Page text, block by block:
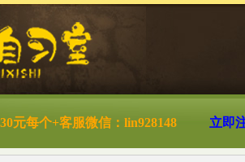
元每个+客服微信：lin928148 立即